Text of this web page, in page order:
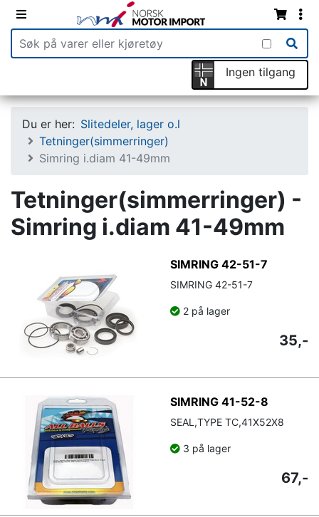
Ingen tilgang
Du er her: Slitedeler, lager o.l
Tetninger(simmerringer)
Simring i.diam 41-49mm
Tetninger(simmerringer) -
Simring i.diam 41-49mm
SIMRING 42-51-7
SIMRING 42-51-7
2 på lager
35,-
SIMRING 41-52-8
SEAL,TYPE TC,41X52X8
3 på lager
67,-